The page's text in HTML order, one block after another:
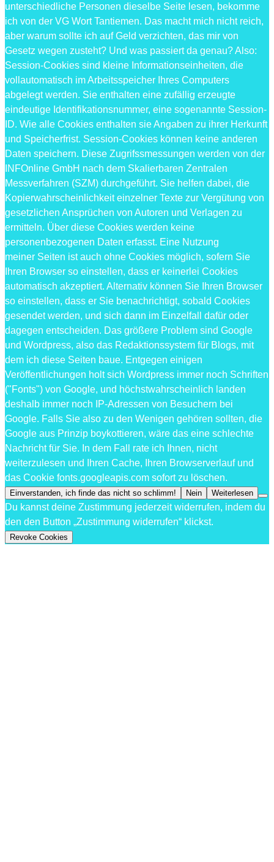
unterschiedliche Personen dieselbe Seite lesen, bekomme
ich von der VG Wort Tantiemen. Das macht mich nicht reich,
aber warum sollte ich auf Geld verzichten, das mir von
Gesetz wegen zusteht? Und was passiert da genau? Also:
Session-Cookies sind kleine Informationseinheiten, die
vollautomatisch im Arbeitsspeicher Ihres Computers
abgelegt werden. Sie enthalten eine zufällig erzeugte
eindeutige Identifikationsnummer, eine sogenannte Session-
ID. Wie alle Cookies enthalten sie Angaben zu ihrer Herkunft
und Speicherfrist. Session-Cookies können keine anderen
Daten speichern. Diese Zugrifssmessungen werden von der
INFOnline GmbH nach dem Skalierbaren Zentralen
Messverfahren (SZM) durchgeführt. Sie helfen dabei, die
Kopierwahrscheinlichkeit einzelner Texte zur Vergütung von
gesetzlichen Ansprüchen von Autoren und Verlagen zu
ermitteln. Über diese Cookies werden keine
personenbezogenen Daten erfasst. Eine Nutzung
meiner Seiten ist auch ohne Cookies möglich, sofern Sie
Ihren Browser so einstellen, dass er keinerlei Cookies
automatisch akzeptiert. Alternativ können Sie Ihren Browser
so einstellen, dass er Sie benachrichtigt, sobald Cookies
gesendet werden, und sich dann im Einzelfall dafür oder
dagegen entscheiden. Das größere Problem sind Google
und Wordpress, also das Redaktionssystem für Blogs, mit
dem ich diese Seiten baue. Entgegen einigen
Veröffentlichungen holt sich Wordpress immer noch Schriften
("Fonts") von Google, und höchstwahrscheinlich landen
deshalb immer noch IP-Adressen von Besuchern bei
Google. Falls Sie also zu den Wenigen gehören sollten, die
Google aus Prinzip boykottieren, wäre das eine schlechte
Nachricht für Sie. In dem Fall rate ich Ihnen, nicht
weiterzulesen und Ihren Cache, Ihren Browserverlauf und
das Cookie fonts.googleapis.com sofort zu löschen.
Einverstanden, ich finde das nicht so schlimm! Nein Weiterlesen
Du kannst deine Zustimmung jederzeit widerrufen, indem du
den den Button „Zustimmung widerrufen“ klickst.
Revoke Cookies